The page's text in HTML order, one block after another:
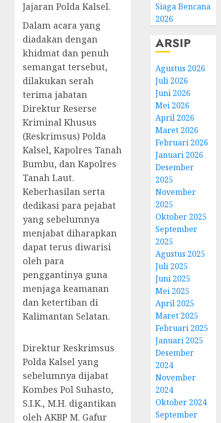
Jajaran Polda Kalsel.
Dalam acara yang
diadakan dengan
khidmat dan penuh
semangat tersebut,
dilakukan serah
terima jabatan
Direktur Reserse
Kriminal Khusus
(Reskrimsus) Polda
Kalsel, Kapolres Tanah
Bumbu, dan Kapolres
Tanah Laut.
Keberhasilan serta
dedikasi para pejabat
yang sebelumnya
menjabat diharapkan
dapat terus diwarisi
oleh para
penggantinya guna
menjaga keamanan
dan ketertiban di
Kalimantan Selatan.
Direktur Reskrimsus
Polda Kalsel yang
sebelumnya dijabat
Kombes Pol Suhasto,
S.I.K., M.H. digantikan
oleh AKBP M. Gafur
Siaga Bencana
2026
ARSIP
Agustus 2026
Juli 2026
Juni 2026
Mei 2026
April 2026
Maret 2026
Februari 2026
Januari 2026
Desember
2025
November
2025
Oktober 2025
September
2025
Agustus 2025
Juli 2025
Juni 2025
Mei 2025
April 2025
Maret 2025
Februari 2025
Januari 2025
Desember
2024
November
2024
Oktober 2024
September